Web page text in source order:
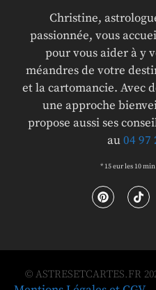
Christine,
passionnée, vous
pour vous aider à y
méandres de votre
et la cartomancie. Avec
une approche
propose aussi ses
au04 97
* 15 eur les 10
© ASTRESETCARTES.FR